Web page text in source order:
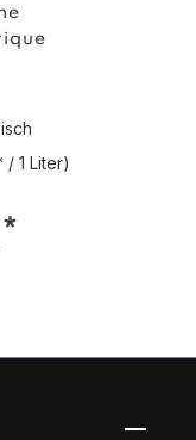
1 Liter)